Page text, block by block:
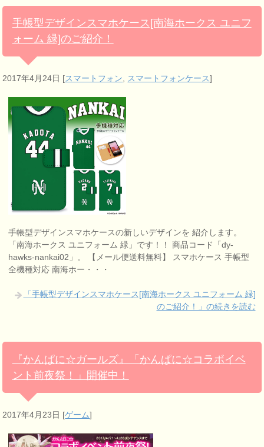
手帳型デザインスマホケース[南海ホークス ユニフ
ォーム 緑]のご紹介！
2017年4月24日 [スマートフォン, スマートフォンケース]
手帳型デザインスマホケースの新しいデザインを 紹介します。
「南海ホークス ユニフォーム 緑」です！！ 商品コード「dy-
hawks-nankai02」。 【メール便送料無料】 スマホケース 手帳型
全機種対応 南海ホー・・・
「手帳型デザインスマホケース[南海ホークス ユニフォーム 緑]
のご紹介！」の続きを読む
『かんぱに☆ガールズ』「かんぱに☆コラボイベ
ント前夜祭！」開催中！
2017年4月23日 [ゲーム]